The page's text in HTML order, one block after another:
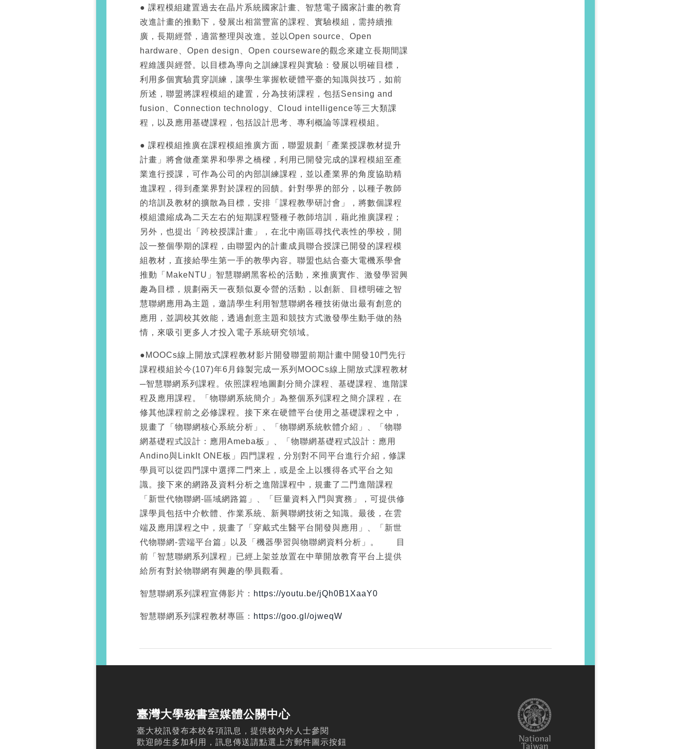
● 課程模組建置過去在晶片系統國家計畫、智慧電子國家計畫的教育
改進計畫的推動下，發展出相當豐富的課程、實驗模組，需持續推
廣，長期經營，適當整理與改進。並以Open source、Open
hardware、Open design、Open courseware的觀念來建立長期間課
程維護與經營。以目標為導向之訓練課程與實驗：發展以明確目標，
利用多個實驗貫穿訓練，讓學生掌握軟硬體平臺的知識與技巧，如前
所述，聯盟將課程模組的建置，分為技術課程，包括Sensing and
fusion、Connection technology、Cloud intelligence等三大類課
程，以及應用基礎課程，包括設計思考、專利概論等課程模組。
● 課程模組推廣在課程模組推廣方面，聯盟規劃「產業授課教材提升
計畫」將會做產業界和學界之橋樑，利用已開發完成的課程模組至產
業進行授課，可作為公司的內部訓練課程，並以產業界的角度協助精
進課程，得到產業界對於課程的回饋。針對學界的部分，以種子教師
的培訓及教材的擴散為目標，安排「課程教學研討會」，將數個課程
模組濃縮成為二天左右的短期課程暨種子教師培訓，藉此推廣課程；
另外，也提出「跨校授課計畫」，在北中南區尋找代表性的學校，開
設一整個學期的課程，由聯盟內的計畫成員聯合授課已開發的課程模
組教材，直接給學生第一手的教學內容。聯盟也結合臺大電機系學會
推動「MakeNTU」智慧聯網黑客松的活動，來推廣實作、激發學習興
趣為目標，規劃兩天一夜類似夏令營的活動，以創新、目標明確之智
慧聯網應用為主題，邀請學生利用智慧聯網各種技術做出最有創意的
應用，並調校其效能，透過創意主題和競技方式激發學生動手做的熱
情，來吸引更多人才投入電子系統研究領域。
●MOOCs線上開放式課程教材影片開發聯盟前期計畫中開發10門先行
課程模組於今(107)年6月錄製完成一系列MOOCs線上開放式課程教材
─智慧聯網系列課程。依照課程地圖劃分簡介課程、基礎課程、進階課
程及應用課程。「物聯網系統簡介」為整個系列課程之簡介課程，在
修其他課程前之必修課程。接下來在硬體平台使用之基礎課程之中，
規畫了「物聯網核心系統分析」、「物聯網系統軟體介紹」、「物聯
網基礎程式設計：應用Ameba板」、「物聯網基礎程式設計：應用
Andino與LinkIt ONE板」四門課程，分別對不同平台進行介紹，修課
學員可以從四門課中選擇二門來上，或是全上以獲得各式平台之知
識。接下來的網路及資料分析之進階課程中，規畫了二門進階課程
「新世代物聯網-區域網路篇」、「巨量資料入門與實務」，可提供修
課學員包括中介軟體、作業系統、新興聯網技術之知識。最後，在雲
端及應用課程之中，規畫了「穿戴式生醫平台開發與應用」、「新世
代物聯網-雲端平台篇」以及「機器學習與物聯網資料分析」。 目
前「智慧聯網系列課程」已經上架並放置在中華開放教育平台上提供
給所有對於物聯網有興趣的學員觀看。
智慧聯網系列課程宣傳影片： https://youtu.be/jQh0B1XaaY0
智慧聯網系列課程教材專區： https://goo.gl/ojweqW
臺灣大學秘書室媒體公關中心
臺大校訊發布本校各項訊息，提供校內外人士參閱
歡迎師生多加利用，訊息傳送請點選上方郵件圖示按鈕